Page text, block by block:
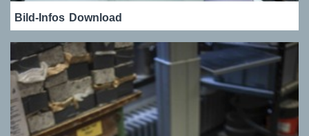
Bild-Infos Download